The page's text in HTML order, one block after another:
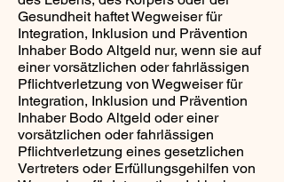
Gesundheit haftet Wegweiser für
Integration, Inklusion und Prävention
Inhaber Bodo Altgeld nur, wenn sie auf
einer vorsätzlichen oder fahrlässigen
Pflichtverletzung von Wegweiser für
Integration, Inklusion und Prävention
Inhaber Bodo Altgeld oder einer
vorsätzlichen oder fahrlässigen
Pflichtverletzung eines gesetzlichen
Vertreters oder Erfüllungsgehilfen von